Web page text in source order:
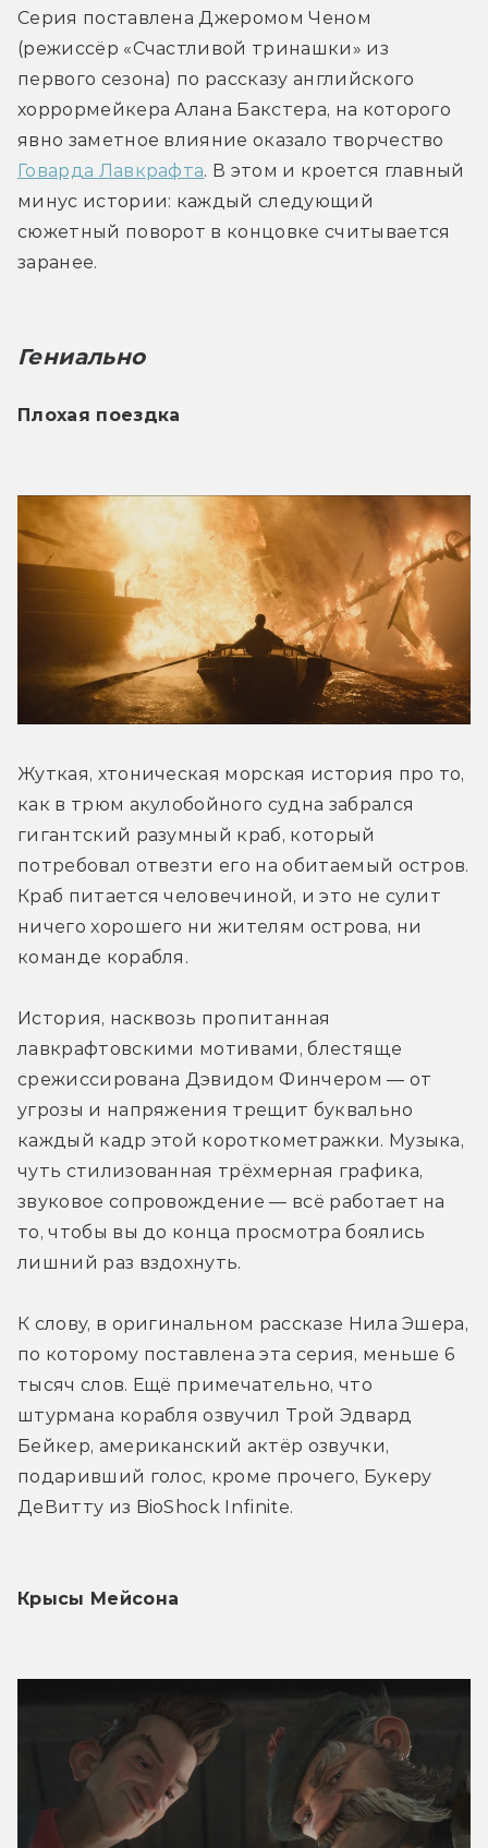
Серия поставлена Джеромом Ченом
(режиссёр «Счастливой тринашки» из
первого сезона) по рассказу английского
хоррормейкера Алана Бакстера, на которого
Говарда Лавкрафта. В этом и кроется главный
минус истории: каждый следующий
сюжетный поворот в концовке считывается
заранее.
Гениально
Плохая поездка
Жуткая, хтоническая морская история про то,
как в трюм акулобойного судна забрался
гигантский разумный краб, который
потребовал отвезти его на обитаемый остров.
Краб питается человечиной, и это не сулит
ничего хорошего ни жителям острова, ни
команде корабля.
История, насквозь пропитанная
лавкрафтовскими мотивами, блестяще
срежиссирована Дэвидом Финчером — от
угрозы и напряжения трещит буквально
каждый кадр этой короткометражки. Музыка,
чуть стилизованная трёхмерная графика,
звуковое сопровождение — всё работает на
то, чтобы вы до конца просмотра боялись
лишний раз вздохнуть.
К слову, в оригинальном рассказе Нила Эшера,
по которому поставлена эта серия, меньше 6
тысяч слов. Ещё примечательно, что
штурмана корабля озвучил Трой Эдвард
Бейкер, американский актёр озвучки,
подаривший голос, кроме прочего, Букеру
ДеВитту из BioShock Infinite.
Крысы Мейсона